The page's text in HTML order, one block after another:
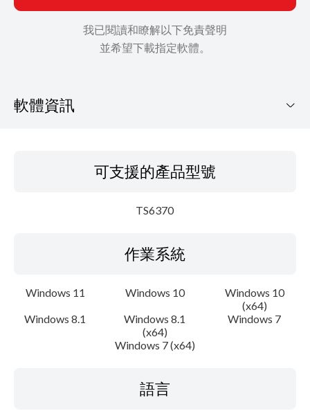
我已閱讀和瞭解以下免責聲明
並希望下載指定軟體。
軟體資訊
更新歷史記錄
系統要求
可支援的產品型號
TS6370
作業系統
Windows 11 Windows 10
Windows 10
(x64)
Windows 8.1
Windows 8.1
(x64)
Windows 7
Windows 7 (x64)
語言